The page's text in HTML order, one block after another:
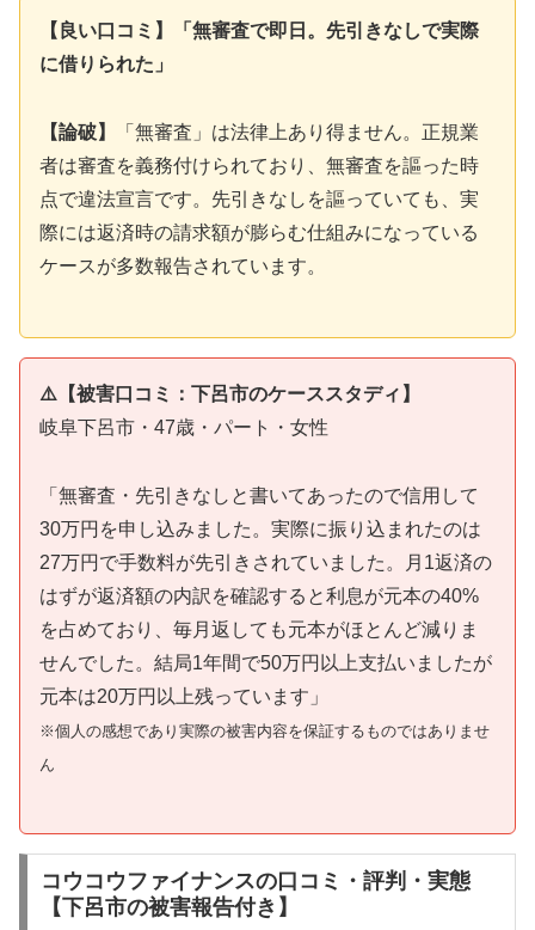
【良い口コミ】「無審査で即日。先引きなしで実際
に借りられた」
【論破】
「無審査」は法律上あり得ません。正規業
者は審査を義務付けられており、無審査を謳った時
点で違法宣言です。先引きなしを謳っていても、実
際には返済時の請求額が膨らむ仕組みになっている
ケースが多数報告されています。
⚠️【被害口コミ：下呂市のケーススタディ】
岐阜下呂市・47歳・パート・女性
「無審査・先引きなしと書いてあったので信用して
30万円を申し込みました。実際に振り込まれたのは
27万円で手数料が先引きされていました。月1返済の
はずが返済額の内訳を確認すると利息が元本の40%
を占めており、毎月返しても元本がほとんど減りま
せんでした。結局1年間で50万円以上支払いましたが
元本は20万円以上残っています」
※個人の感想であり実際の被害内容を保証するものではありませ
ん
コウコウファイナンスの口コミ・評判・実態
【下呂市の被害報告付き】